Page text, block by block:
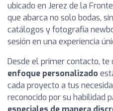
ubicado en Jerez de la
que abarca no solo bodas,
catálogos y fotografía
sesión en una experiencia
Desde el primer contacto, te
enfoque personalizado
cada proyecto a tus
reconocido por su habilidad